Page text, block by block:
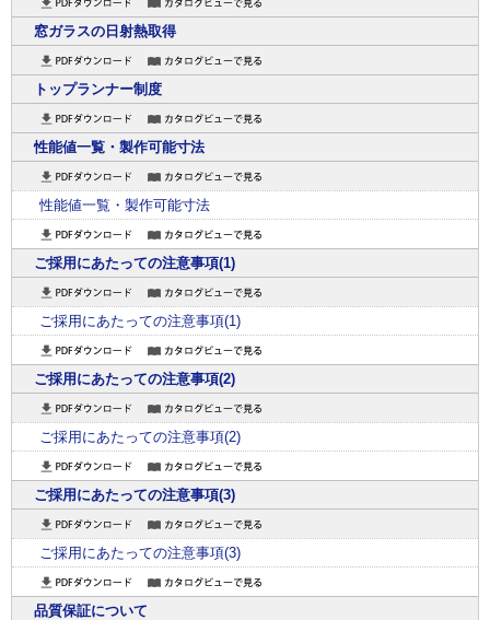
窓ガラスの日射熱取得
トップランナー制度
性能値一覧・製作可能寸法
性能値一覧・製作可能寸法
ご採用にあたっての注意事項(1)
ご採用にあたっての注意事項(1)
ご採用にあたっての注意事項(2)
ご採用にあたっての注意事項(2)
ご採用にあたっての注意事項(3)
ご採用にあたっての注意事項(3)
品質保証について